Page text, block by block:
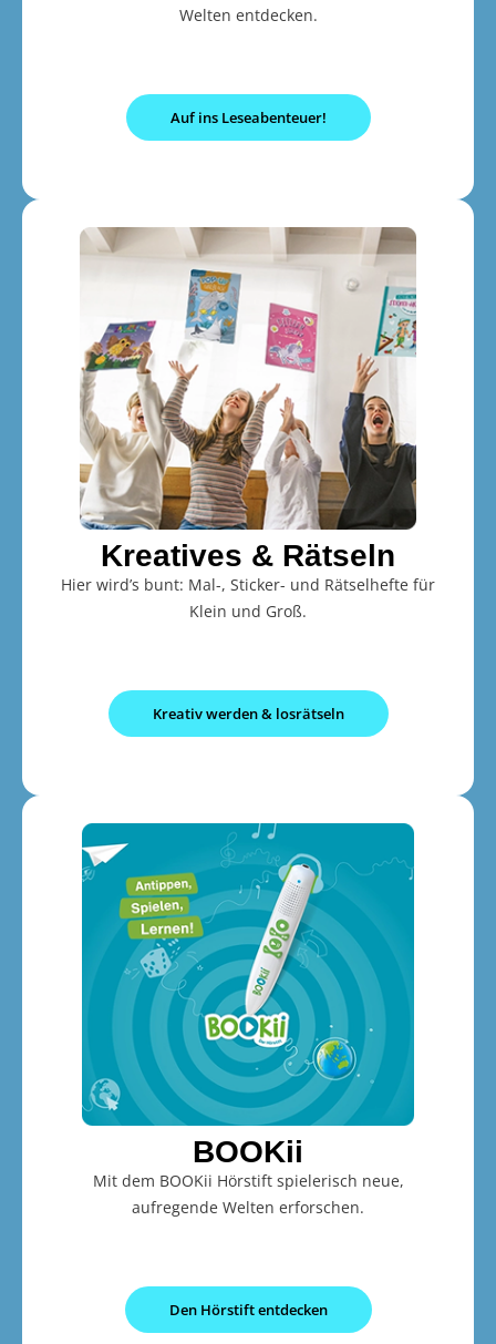
Welten entdecken.
Auf ins Leseabenteuer!
Kreatives & Rätseln
Hier wird’s bunt: Mal-, Sticker- und Rätselhefte für
Klein und Groß.
Kreativ werden & losrätseln
BOOKii
Mit dem BOOKii Hörstift spielerisch neue,
aufregende Welten erforschen.
Den Hörstift entdecken